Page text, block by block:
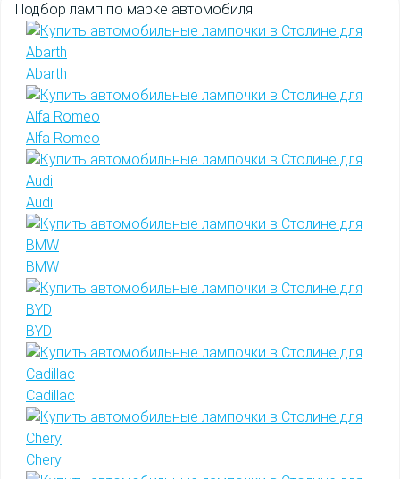
Подбор ламп по марке автомобиля
Abarth
Alfa Romeo
Audi
BMW
BYD
Cadillac
Chery